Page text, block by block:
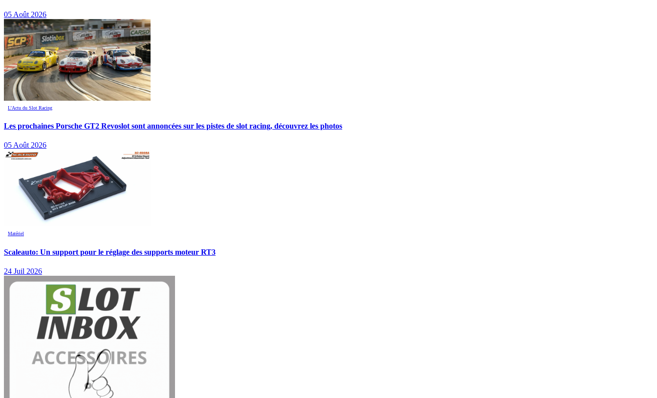
05 Août 2026
L’Actu du Slot Racing
Les prochaines Porsche GT2 Revoslot sont annoncées sur les pistes de slot racing, découvrez les photos
05 Août 2026
Matériel
Scaleauto: Un support pour le réglage des supports moteur RT3
24 Juil 2026